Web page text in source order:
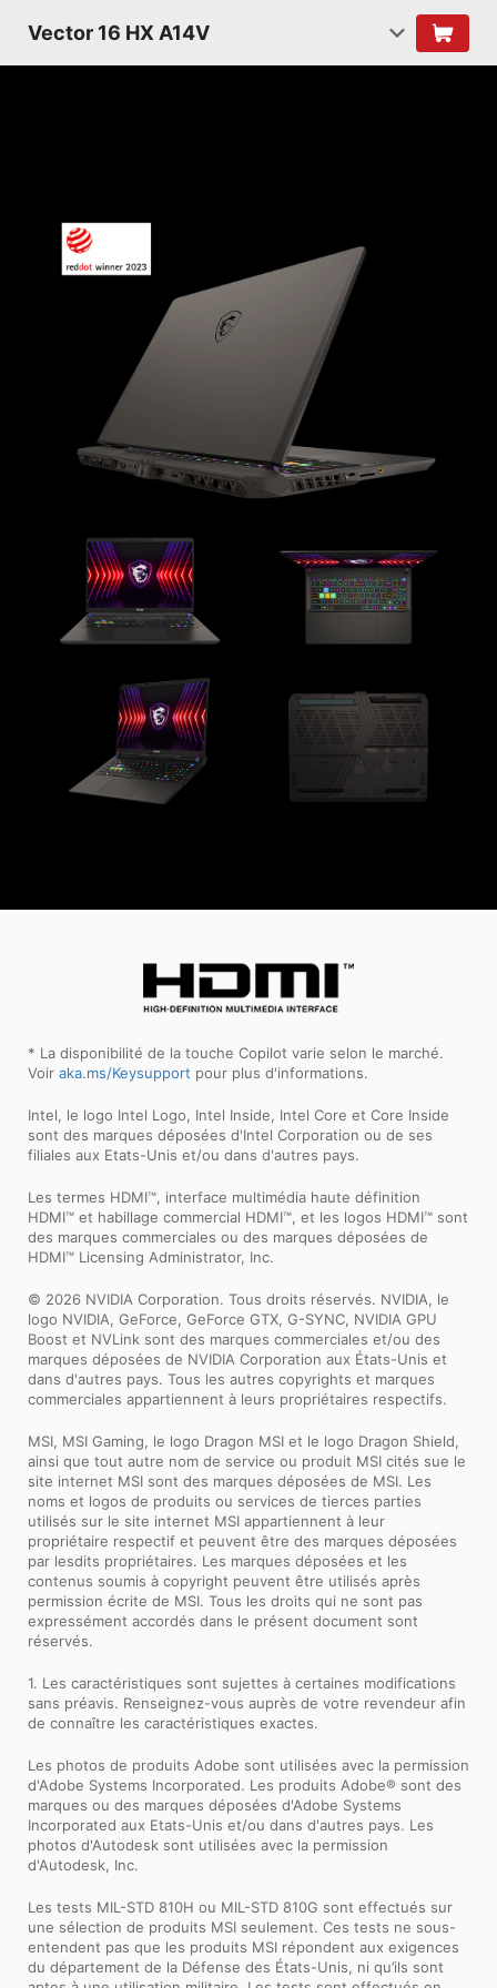
Vector 16 HX A14V
* La disponibilité de la touche Copilot varie selon le marché.
Voir aka.ms/Keysupport pour plus d'informations.
Intel, le logo Intel Logo, Intel Inside, Intel Core et Core Inside
sont des marques déposées d'Intel Corporation ou de ses
filiales aux Etats-Unis et/ou dans d'autres pays.
Les termes HDMI™, interface multimédia haute définition
HDMI™ et habillage commercial HDMI™, et les logos HDMI™ sont
des marques commerciales ou des marques déposées de
HDMI™ Licensing Administrator, Inc.
© 2026 NVIDIA Corporation. Tous droits réservés. NVIDIA, le
logo NVIDIA, GeForce, GeForce GTX, G-SYNC, NVIDIA GPU
Boost et NVLink sont des marques commerciales et/ou des
marques déposées de NVIDIA Corporation aux États-Unis et
dans d'autres pays. Tous les autres copyrights et marques
commerciales appartiennent à leurs propriétaires respectifs.
MSI, MSI Gaming, le logo Dragon MSI et le logo Dragon Shield,
ainsi que tout autre nom de service ou produit MSI cités sue le
site internet MSI sont des marques déposées de MSI. Les
noms et logos de produits ou services de tierces parties
utilisés sur le site internet MSI appartiennent à leur
propriétaire respectif et peuvent être des marques déposées
par lesdits propriétaires. Les marques déposées et les
contenus soumis à copyright peuvent être utilisés après
permission écrite de MSI. Tous les droits qui ne sont pas
expressément accordés dans le présent document sont
réservés.
1. Les caractéristiques sont sujettes à certaines modifications
sans préavis. Renseignez-vous auprès de votre revendeur afin
de connaître les caractéristiques exactes.
Les photos de produits Adobe sont utilisées avec la permission
d'Adobe Systems Incorporated. Les produits Adobe® sont des
marques ou des marques déposées d'Adobe Systems
Incorporated aux Etats-Unis et/ou dans d'autres pays. Les
photos d'Autodesk sont utilisées avec la permission
d'Autodesk, Inc.
Les tests MIL-STD 810H ou MIL-STD 810G sont effectués sur
une sélection de produits MSI seulement. Ces tests ne sous-
entendent pas que les produits MSI répondent aux exigences
du département de la Défense des États-Unis, ni qu’ils sont